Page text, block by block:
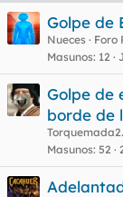
Golpe de
Nueces
Foro
Masunos 12
Golpe de
borde de
Masunos 52